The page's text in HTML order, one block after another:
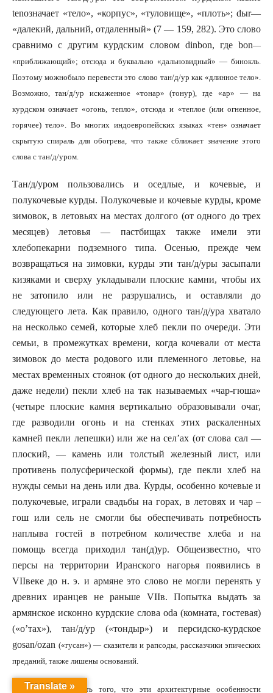
tenозначает «тело», «корпус», «туловище», «плоть»;dыr—
«далекий, дальний, отдаленный» (7 — 159, 282). Это слово
сравнимо с другим курдским словом dinbоn, гдеbоn—
«приближающий»; отсюда и буквально «дальновидный» — бинокль.
Поэтому можнобыло перевести это слово тан/д/ур как «длинное тело».
Возможно, тан/д/ур искаженное «тонар» (тонур), где «ар» — на
курдском означает «огонь, тепло», отсюда и «теплое (или огненное,
горячее) тело». Во многих индоевропейских языках «тен» означает
скрытую спираль для обогрева, что также сближает значение этого
слова с тан/д/уром.
Тан/д/уром пользовались и оседлые, и кочевые, и
полукочевые курды. Полукочевые и кочевые курды, кроме
зимовок, в летовьях на местах долгого (от одного до трех
месяцев) летовья — пастбищах также имели эти
хлебопекарни подземного типа. Осенью, прежде чем
возвращаться на зимовки, курды эти тан/д/уры засыпали
кизяками и сверху укладывали плоские камни, чтобы их
не затопило или не разрушались, и оставляли до
следующего лета. Как правило, одного тан/д/ура хватало
на несколько семей, которые хлеб пекли по очереди. Эти
семьи, в промежутках времени, когда кочевали от места
зимовок до места родового или племенного летовье, на
местах временных стоянок (от одного до нескольких дней,
даже недели) пекли хлеб на так называемых «чар-гюша»
(четыре плоские камня вертикально образовывали очаг,
где разводили огонь и на стенках этих раскаленных
камней пекли лепешки) или же на сел’ах (от слова сал —
плоский, — камень или толстый железный лист, или
противень полусферической формы), где пекли хлеб на
нужды семьи на день или два. Курды, особенно кочевые и
полукочевые, играли свадьбы на горах, в летовях и чар –
гош или сель не смогли бы обеспечивать потребность
наплыва гостей в потребном количестве хлеба и на
помощь всегда приходил тан(д)ур. Общеизвестно, что
персы на территории Иранского нагорья появились в
VIIвеке до н. э. и армяне это слово не могли перенять у
древних иранцев не раньше VIIв. Попытка выдать за
армянское исконно курдские словаoda (комната, гостевая)
(«о’тах»), тан/д/ур («тондыр») и персидско-курдское
gosan/ozan («гусан») — сказители и рапсоды, рассказчики эпических
преданий, также лишены оснований.
Поэтому очевидность того, что эти архитектурные особенности
Translate »